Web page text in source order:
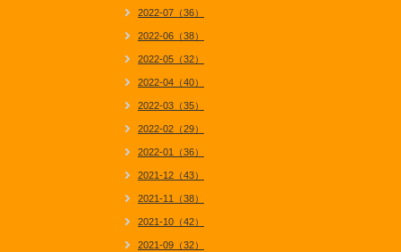
2022-07（36）
2022-06（38）
2022-05（32）
2022-04（40）
2022-03（35）
2022-02（29）
2022-01（36）
2021-12（43）
2021-11（38）
2021-10（42）
2021-09（32）